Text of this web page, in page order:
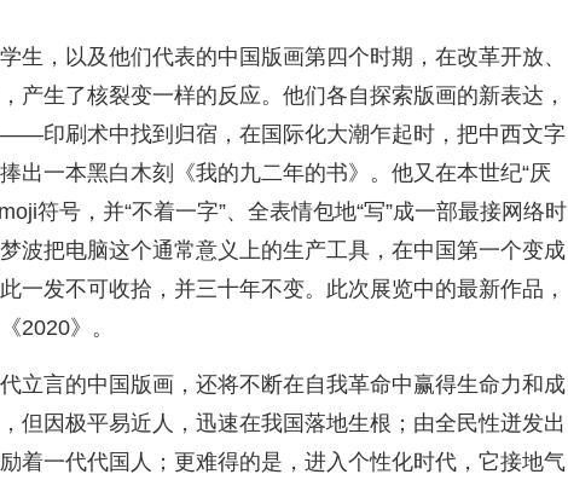
生，以及他们代表的中国版画第四个时期，在改革开放、
产生了核裂变一样的反应。他们各自探索版画的新表达，
印刷术中找到归宿，在国际化大潮乍起时，把中西文字
出一本黑白木刻《我的九二年的书》。他又在本世纪“厌
符号，并“不着一字”、全表情包地“写”成一部最接网络时
波把电脑这个通常意义上的生产工具，在中国第一个变成
一发不可收拾，并三十年不变。此次展览中的最新作品，
2020》。
立言的中国版画，还将不断在自我革命中赢得生命力和成
但因极平易近人，迅速在我国落地生根；由全民性迸发出
着一代代国人；更难得的是，进入个性化时代，它接地气